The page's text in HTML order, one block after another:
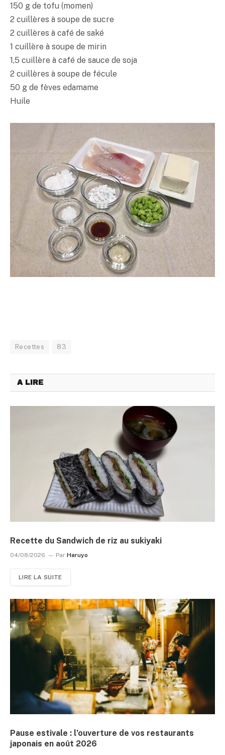
150 g de tofu (momen)
2 cuillères à soupe de sucre
2 cuillères à café de saké
1 cuillère à soupe de mirin
1,5 cuillère à café de sauce de soja
2 cuillères à soupe de fécule
50 g de fèves edamame
Huile
Recettes 83
A LIRE
Recette du Sandwich de riz au sukiyaki
04/08/2026 Par Haruyo
LIRE LA SUITE
Pause estivale : l’ouverture de vos restaurants
japonais en août 2026